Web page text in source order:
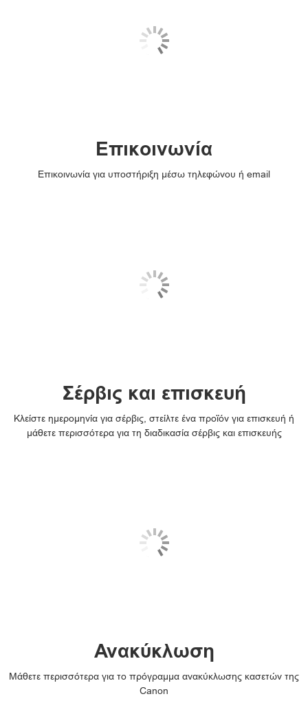
Επικοινωνία
Επικοινωνία για υποστήριξη μέσω τηλεφώνου ή email
Σέρβις και επισκευή
Κλείστε ημερομηνία για σέρβις, στείλτε ένα προϊόν για επισκευή ή
μάθετε περισσότερα για τη διαδικασία σέρβις και επισκευής
Ανακύκλωση
Μάθετε περισσότερα για το πρόγραμμα ανακύκλωσης κασετών της
Canon